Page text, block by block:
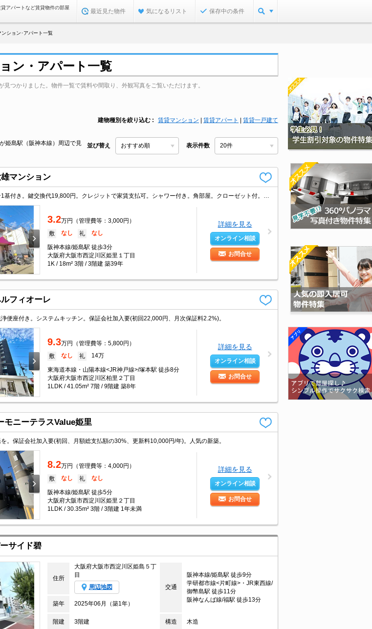
アパートなど賃貸物件の部屋
最近見た物件 気になるリスト 保存中の条件
ション･アパート一覧
ン・アパート一覧
つかりました。物件一覧で賃料や間取り、外観写真をご覧いただけます。
建物種別を絞り込む 賃貸マンション 賃貸アパート 賃貸一戸建て
姫島駅（阪神本線）周辺で見
並び替え 表示件数
マンション
3.2万円（管理費等：3,000円）
敷 なし 礼 なし
阪神本線/姫島駅 徒歩3分
大阪府大阪市西淀川区姫里１丁目
1K / 18m² 3階 / 3階建 築39年
詳細を見る
オンライン相談
お問合せ
フィオーレ
便座付き。システムキッチン。保証会社加入要(初回22,000円、月次保証料2.2%)。
9.3万円（管理費等：5,800円）
敷 なし 礼 14万
東海道本線・山陽本線<JR神戸線>/塚本駅 徒歩8分
大阪府大阪市西淀川区柏里２丁目
1LDK / 41.05m² 7階 / 9階建 築8年
詳細を見る
オンライン相談
お問合せ
モニーテラスValue姫里
。保証会社加入要(初回、月額総支払額の30%、更新料10,000円/年)。人気の新築。
8.2万円（管理費等：4,000円）
敷 なし 礼 なし
阪神本線/姫島駅 徒歩5分
大阪府大阪市西淀川区姫里２丁目
1LDK / 30.35m² 3階 / 3階建 1年未満
詳細を見る
オンライン相談
お問合せ
サイド碧
住所
大阪府大阪市西淀川区姫島５丁
目
周辺地図 交通
阪神本線/姫島駅 徒歩9分
学研都市線<片町線>・JR東西線/
御幣島駅 徒歩11分
阪神なんば線/福駅 徒歩13分
築年 2025年06月（築1年）
階建 3階建 構造 木造